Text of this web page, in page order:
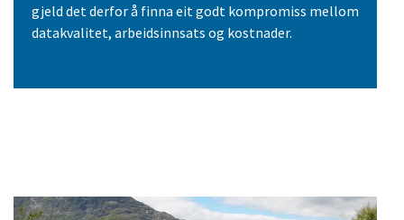
gjeld det derfor å finna eit godt kompromiss mellom
datakvalitet, arbeidsinnsats og kostnader.